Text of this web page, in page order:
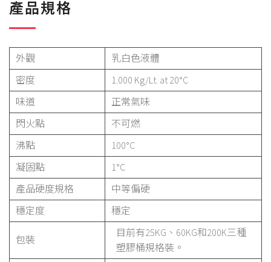
產品規格
外觀
乳白色液體
密度
1.000 Kg/Lt. at 20°C
味道
正常氣味
閃火點
不可燃
沸點
100°C
凝固點
1°C
產品硬度規格
中等偏硬
穩定度
穩定
包裝
目前有25KG、60KG和200K三種
塑膠桶規格裝。